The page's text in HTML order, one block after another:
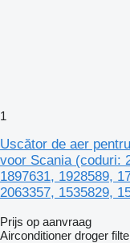
1
Uscător de aer
voor Scania (coduri:
1897631, 1928589,
2063357, 1535829,
Prijs op aanvraag
Airconditioner droger